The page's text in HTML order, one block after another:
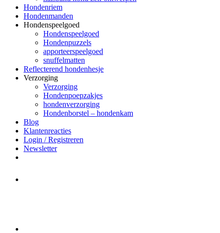
Hondenriem
Hondenmanden
Hondenspeelgoed
Hondenspeelgoed
Hondenpuzzels
apporteerspeelgoed
snuffelmatten
Reflecterend hondenhesje
Verzorging
Verzorging
Hondenpoepzakjes
hondenverzorging
Hondenborstel – hondenkam
Blog
Klantenreacties
Login / Registreren
Newsletter